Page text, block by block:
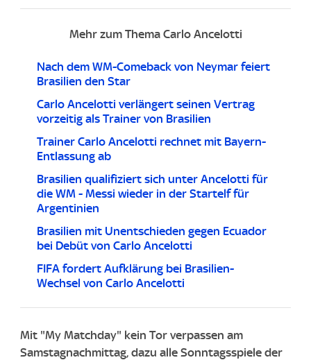
Mehr zum Thema Carlo Ancelotti
Nach dem WM-Comeback von Neymar feiert
Brasilien den Star
Carlo Ancelotti verlängert seinen Vertrag
vorzeitig als Trainer von Brasilien
Trainer Carlo Ancelotti rechnet mit Bayern-
Entlassung ab
Brasilien qualifiziert sich unter Ancelotti für
die WM - Messi wieder in der Startelf für
Argentinien
Brasilien mit Unentschieden gegen Ecuador
bei Debüt von Carlo Ancelotti
FIFA fordert Aufklärung bei Brasilien-
Wechsel von Carlo Ancelotti
Mit "My Matchday" kein Tor verpassen am
Samstagnachmittag, dazu alle Sonntagsspiele der